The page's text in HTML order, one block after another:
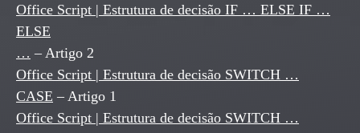
Office Script | Estrutura de decisão IF … ELSE IF …
ELSE
… – Artigo 2
Office Script | Estrutura de decisão SWITCH …
CASE – Artigo 1
Office Script | Estrutura de decisão SWITCH …